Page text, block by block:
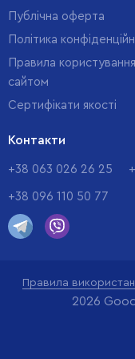
Публічна оферта
Політика
Правила користування
сайтом
Cертифікати якості
Контакти
+38 063 026 26 25
+38 096 110 50 77
Правила
2026